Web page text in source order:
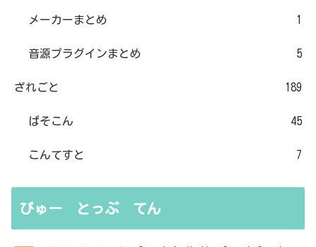
メーカーまとめ 1
音源プラグインまとめ 5
ざれごと 189
ぱそこん 45
こんてすと 7
びゅー とっぷ てん